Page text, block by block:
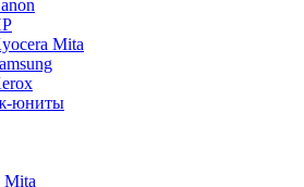
Mita
юниты
Mita